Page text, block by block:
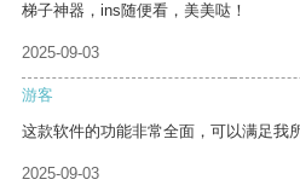
梯子神器，ins随便看，美美哒！
2025-09-03
游客
这款软件的功能非常全面，可以满足我
2025-09-03